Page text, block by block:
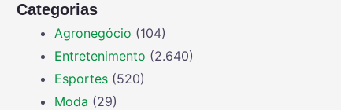
Categorias
Agronegócio (104)
Entretenimento (2.640)
Esportes (520)
Moda (29)